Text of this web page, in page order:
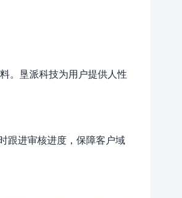
。垦派科技为用户提供人性
跟进审核进度，保障客户域